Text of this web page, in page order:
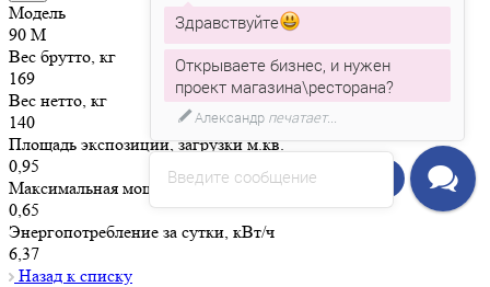
Модель
90 M
Вес брутто, кг
169
Вес нетто, кг
140
Площадь экспозиции, загрузки м.кв.
0,95
Максимальная мощность, Вт
0,65
Энергопотребление за сутки, кВт/ч
6,37
Назад к списку
Напишите нам!
Введите сообщение
Здравствуйте
Открываете бизнес, и нужен
проект магазина\ресторана?
Александр печатает...